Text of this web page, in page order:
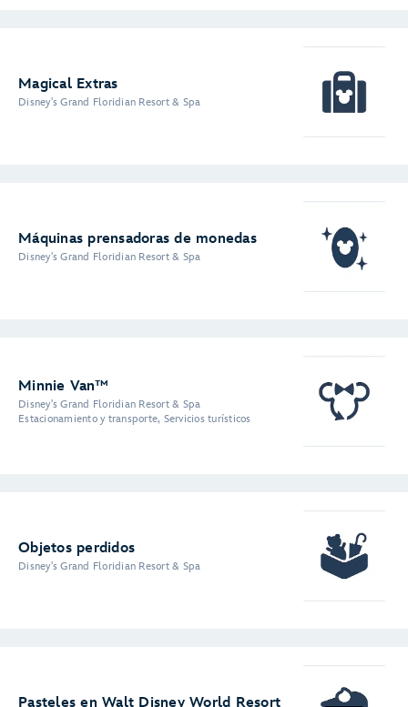
Magical Extras
Disney's Grand Floridian Resort & Spa
Máquinas prensadoras de monedas
Disney's Grand Floridian Resort & Spa
Minnie Van™
Disney's Grand Floridian Resort & Spa
Estacionamiento y transporte, Servicios turísticos
Objetos perdidos
Disney's Grand Floridian Resort & Spa
Pasteles en Walt Disney World Resort